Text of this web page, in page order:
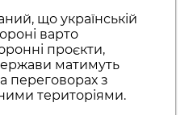
що українській
варто
проєкти,
держави матимуть
переговорах з
територіями.